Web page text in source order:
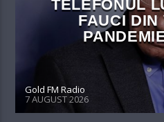
TELEFONUL
FAUCI DIN
Gold FM Radio
7 AUGUST 2026